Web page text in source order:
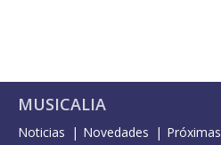
MUSICALIA
Noticias Novedades